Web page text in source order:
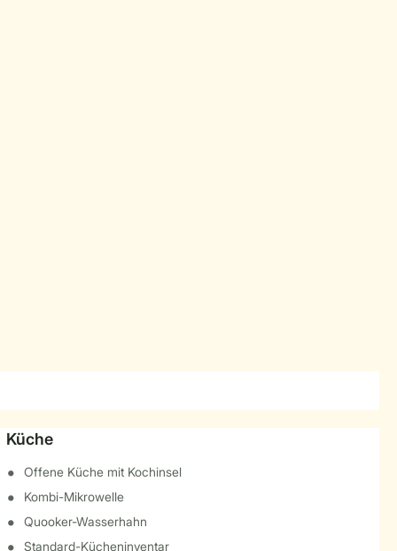
Küche
Offene Küche mit Kochinsel
Kombi-Mikrowelle
Quooker-Wasserhahn
Standard-Kücheninventar